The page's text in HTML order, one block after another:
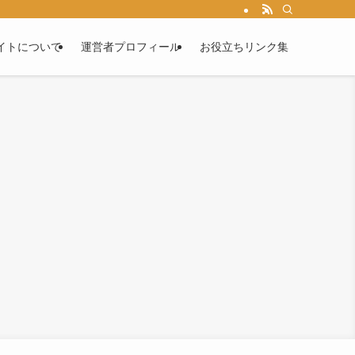
トについて 運営者プロフィール お役立ちリンク集